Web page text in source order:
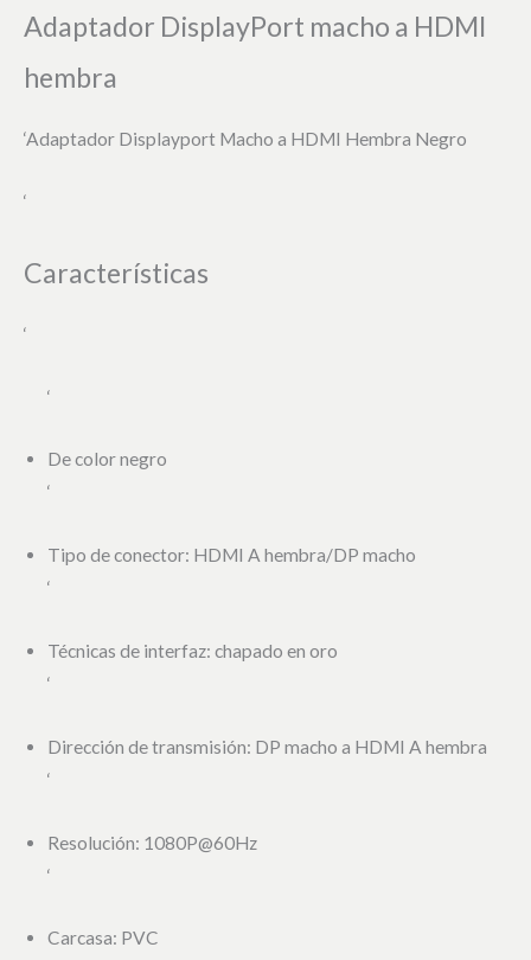
Adaptador DisplayPort macho a HDMI
hembra
‘Adaptador Displayport Macho a HDMI Hembra Negro
‘
Características
‘
‘
De color negro
‘
Tipo de conector: HDMI A hembra/DP macho
‘
Técnicas de interfaz: chapado en oro
‘
Dirección de transmisión: DP macho a HDMI A hembra
‘
Resolución: 1080P@60Hz
‘
Carcasa: PVC